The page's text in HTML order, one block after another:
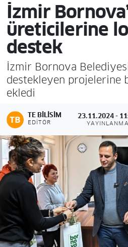
İzmir
üreticilerine
destek
İzmir Bornova
destekleyen projelerine
ekledi
TE BILISIM
EDITÖR
23.11.2024 -
YAYINLANMA
Son Dakika Haberleri
Haber Arşivi